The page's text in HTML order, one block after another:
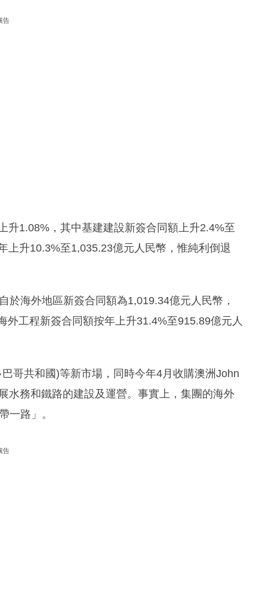
告
升1.08%，其中基建建設新簽合同額上升2.4%至
上升10.3%至1,035.23億元人民幣，惟純利倒退
海外地區新簽合同額為1,019.34億元人民幣，
工程新簽合同額按年上升31.4%至915.89億元人
哥共和國)等新市場，同時今年4月收購澳洲John
水務和鐵路的建設及運營。事實上，集團的海外
一路」。
告